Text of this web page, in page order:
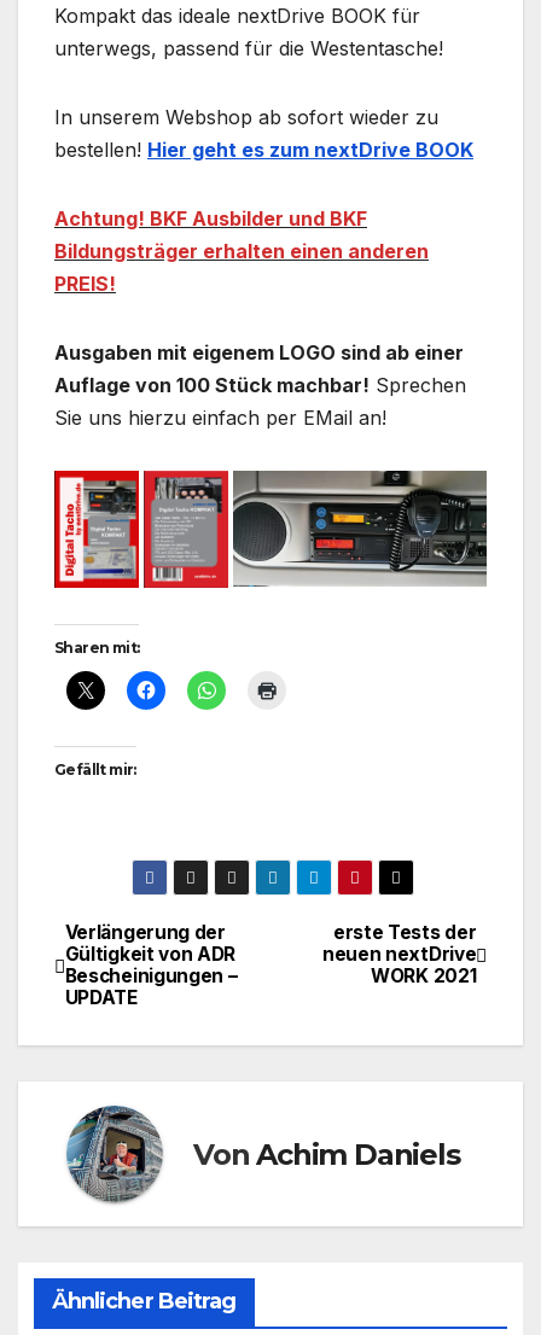
Kompakt das ideale nextDrive BOOK für
unterwegs, passend für die Westentasche!
In unserem Webshop ab sofort wieder zu
bestellen! Hier geht es zum nextDrive BOOK
Achtung! BKF Ausbilder und BKF
Bildungsträger erhalten einen anderen
PREIS!
Ausgaben mit eigenem LOGO sind ab einer
Auflage von 100 Stück machbar! Sprechen
Sie uns hierzu einfach per EMail an!
Sharen mit:
Gefällt mir:
Beitragsnavigationerste Tests der
neuen nextDrive
WORK 2021
Verlängerung der
Gültigkeit von ADR
Bescheinigungen –
UPDATE
VonAchim Daniels
Ähnlicher Beitrag